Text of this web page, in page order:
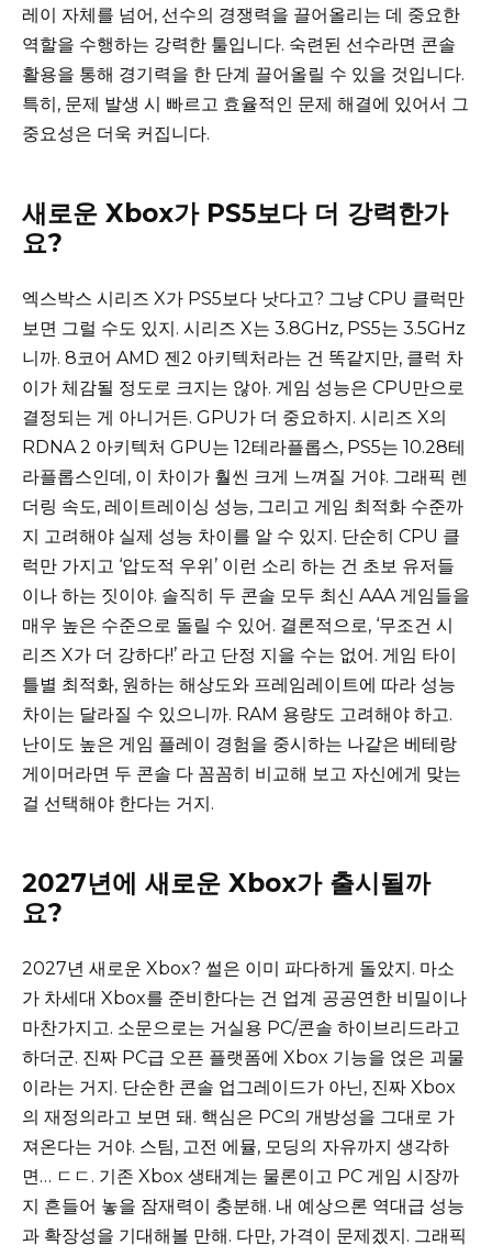
레이 자체를 넘어, 선수의 경쟁력을 끌어올리는 데 중요한
역할을 수행하는 강력한 툴입니다. 숙련된 선수라면 콘솔
활용을 통해 경기력을 한 단계 끌어올릴 수 있을 것입니다.
특히, 문제 발생 시 빠르고 효율적인 문제 해결에 있어서 그
중요성은 더욱 커집니다.
새로운 Xbox가 PS5보다 더 강력한가
요?
엑스박스 시리즈 X가 PS5보다 낫다고? 그냥 CPU 클럭만
보면 그럴 수도 있지. 시리즈 X는 3.8GHz, PS5는 3.5GHz
니까. 8코어 AMD 젠2 아키텍처라는 건 똑같지만, 클럭 차
이가 체감될 정도로 크지는 않아. 게임 성능은 CPU만으로
결정되는 게 아니거든. GPU가 더 중요하지. 시리즈 X의
RDNA 2 아키텍처 GPU는 12테라플롭스, PS5는 10.28테
라플롭스인데, 이 차이가 훨씬 크게 느껴질 거야. 그래픽 렌
더링 속도, 레이트레이싱 성능, 그리고 게임 최적화 수준까
지 고려해야 실제 성능 차이를 알 수 있지. 단순히 CPU 클
럭만 가지고 ‘압도적 우위’ 이런 소리 하는 건 초보 유저들
이나 하는 짓이야. 솔직히 두 콘솔 모두 최신 AAA 게임들을
매우 높은 수준으로 돌릴 수 있어. 결론적으로, ‘무조건 시
리즈 X가 더 강하다!’ 라고 단정 지을 수는 없어. 게임 타이
틀별 최적화, 원하는 해상도와 프레임레이트에 따라 성능
차이는 달라질 수 있으니까. RAM 용량도 고려해야 하고.
난이도 높은 게임 플레이 경험을 중시하는 나같은 베테랑
게이머라면 두 콘솔 다 꼼꼼히 비교해 보고 자신에게 맞는
걸 선택해야 한다는 거지.
2027년에 새로운 Xbox가 출시될까
요?
2027년 새로운 Xbox? 썰은 이미 파다하게 돌았지. 마소
가 차세대 Xbox를 준비한다는 건 업계 공공연한 비밀이나
마찬가지고. 소문으로는 거실용 PC/콘솔 하이브리드라고
하더군. 진짜 PC급 오픈 플랫폼에 Xbox 기능을 얹은 괴물
이라는 거지. 단순한 콘솔 업그레이드가 아닌, 진짜 Xbox
의 재정의라고 보면 돼. 핵심은 PC의 개방성을 그대로 가
져온다는 거야. 스팀, 고전 에뮬, 모딩의 자유까지 생각하
면… ㄷㄷ. 기존 Xbox 생태계는 물론이고 PC 게임 시장까
지 흔들어 놓을 잠재력이 충분해. 내 예상으론 역대급 성능
과 확장성을 기대해볼 만해. 다만, 가격이 문제겠지. 그래픽